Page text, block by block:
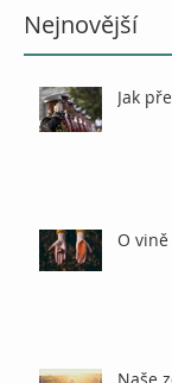
Nejnovější
Jak
O vině
Naše